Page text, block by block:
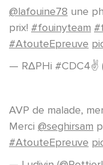
@lafouine78 une
prix! #fouinyteam
#AtouteEpreuve
— RΔPHi #CDC4✌️
AVP de malade,
Merci @seghirsam
#AtouteEpreuve